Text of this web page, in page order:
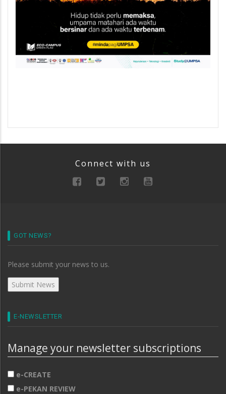
Connect with us
GOT NEWS?
Please submit your news to us.
E-NEWSLETTER
Manage your newsletter subscriptions
e-CREATE
e-PEKAN REVIEW